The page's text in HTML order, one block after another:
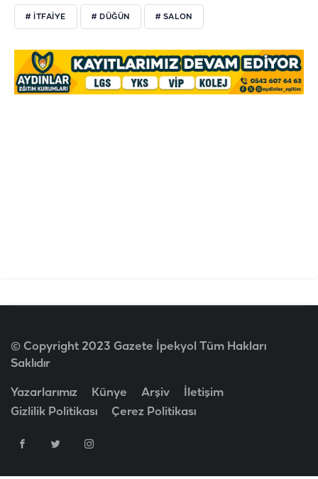
# ITFAIYE # DÜĞÜN # SALON
© Copyright 2023 Gazete İpekyol Tüm Hakları
Saklıdır
Yazarlarımız Künye Arşiv
İletişim
Gizlilik Politikası
Çerez Politikası